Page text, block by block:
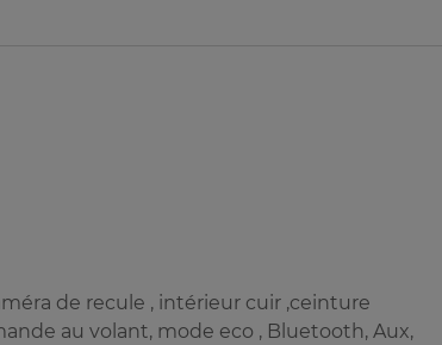
de recule , intérieur cuir ,ceinture
au volant, mode eco , Bluetooth, Aux,